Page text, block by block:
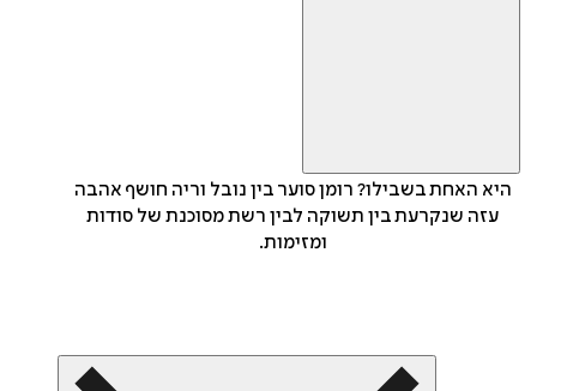
היא האחת בשבילו? רומן סוער בין נובל וריה חושף אהבה
עזה שנקרעת בין תשוקה לבין רשת מסוכנת של סודות
ומזימות.